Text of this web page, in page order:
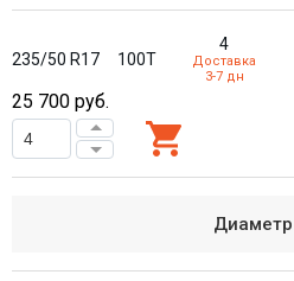
235/50 R17 100T
4
Доставка
3-7 дн
25 700 руб.
Диаметр